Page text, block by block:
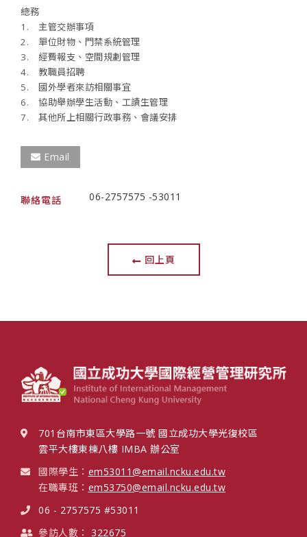
總務
1. 主管交辦事項
2. 單位財物、門禁系統管理
3. 經費報支、空間規劃管理
4. 教職員招聘
5. 國外學者來訪相關事宜
6. 協助舉辦學生活動、工讀生管理
7. 其他所上相關行政事務、會議安排
Email
聯絡電話 06-2757575 -53011
回上頁
701台南市東區大學路一號 國立成功大學光復校區
雲平大樓東棟八樓 IMBA 辦公室
國際學生： em53011@email.ncku.edu.tw
在職專班： em53750@email.ncku.edu.tw
06 - 2757575 #53011
參訪人數： 322675